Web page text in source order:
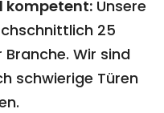
kompetent: Unsere
25
Wir sind
schwierige Türen